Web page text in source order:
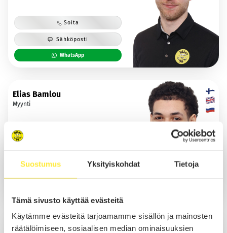
Suostumus Yksityiskohdat Tietoja
Tämä sivusto käyttää evästeitä
Käytämme evästeitä tarjoamamme sisällön ja mainosten
räätälöimiseen, sosiaalisen median ominaisuuksien
Soita
Sähköposti
WhatsApp
Elias Bamlou
Myynti
Antti Orava